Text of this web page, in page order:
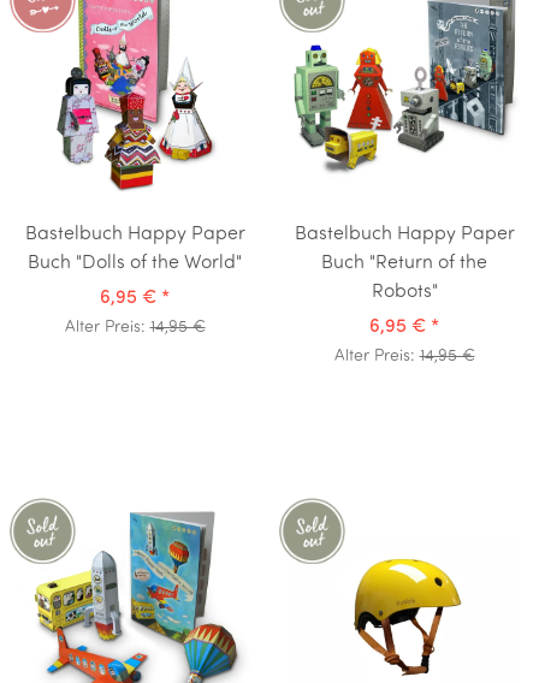
Bastelbuch Happy Paper
Buch "Dolls of the World"
6,95 € *
Alter Preis:14,95 €
Bastelbuch Happy Paper
Buch "Return of the
Robots"
6,95 € *
Alter Preis:14,95 €